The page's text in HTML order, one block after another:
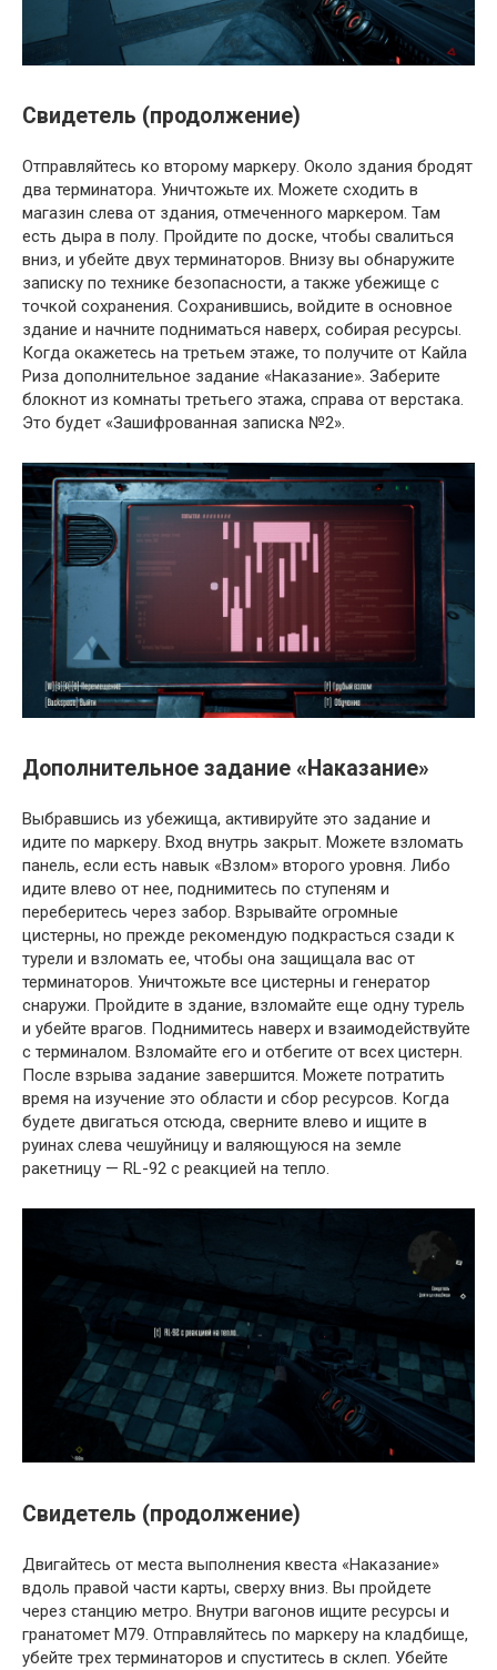
Свидетель (продолжение)
Отправляйтесь ко второму маркеру. Около здания бродят
два терминатора. Уничтожьте их. Можете сходить в
магазин слева от здания, отмеченного маркером. Там
есть дыра в полу. Пройдите по доске, чтобы свалиться
вниз, и убейте двух терминаторов. Внизу вы обнаружите
записку по технике безопасности, а также убежище с
точкой сохранения. Сохранившись, войдите в основное
здание и начните подниматься наверх, собирая ресурсы.
Когда окажетесь на третьем этаже, то получите от Кайла
Риза дополнительное задание «Наказание». Заберите
блокнот из комнаты третьего этажа, справа от верстака.
Это будет «Зашифрованная записка №2».
Дополнительное задание «Наказание»
Выбравшись из убежища, активируйте это задание и
идите по маркеру. Вход внутрь закрыт. Можете взломать
панель, если есть навык «Взлом» второго уровня. Либо
идите влево от нее, поднимитесь по ступеням и
переберитесь через забор. Взрывайте огромные
цистерны, но прежде рекомендую подкрасться сзади к
турели и взломать ее, чтобы она защищала вас от
терминаторов. Уничтожьте все цистерны и генератор
снаружи. Пройдите в здание, взломайте еще одну турель
и убейте врагов. Поднимитесь наверх и взаимодействуйте
с терминалом. Взломайте его и отбегите от всех цистерн.
После взрыва задание завершится. Можете потратить
время на изучение это области и сбор ресурсов. Когда
будете двигаться отсюда, сверните влево и ищите в
руинах слева чешуйницу и валяющуюся на земле
ракетницу — RL-92 с реакцией на тепло.
Свидетель (продолжение)
Двигайтесь от места выполнения квеста «Наказание»
вдоль правой части карты, сверху вниз. Вы пройдете
через станцию метро. Внутри вагонов ищите ресурсы и
гранатомет M79. Отправляйтесь по маркеру на кладбище,
убейте трех терминаторов и спуститесь в склеп. Убейте